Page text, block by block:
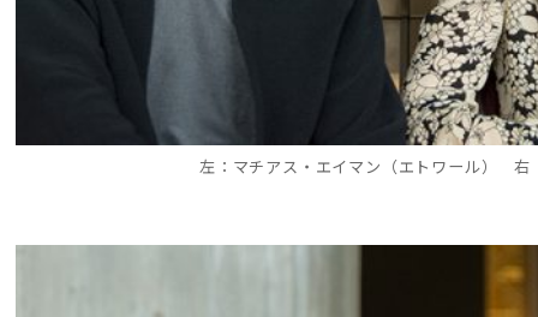
左：マチアス・エイマン（エトワール） 右